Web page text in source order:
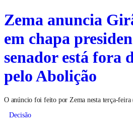
Zema anuncia
em chapa
senador está fora
pelo Abolição
O anúncio foi feito por Zema nesta terça-feira
Decisão